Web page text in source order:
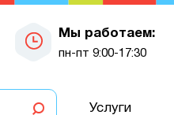
Мы работаем:
пн-пт 9:00-17:30
Услуги